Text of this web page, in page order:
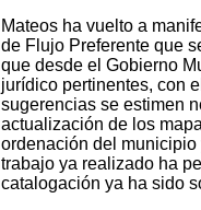
Mateos ha vuelto a
de Flujo Preferente que
que desde el Gobierno
jurídico pertinentes, con
sugerencias se estimen
actualización de los
ordenación del municipio
trabajo ya realizado ha
catalogación ya ha sido